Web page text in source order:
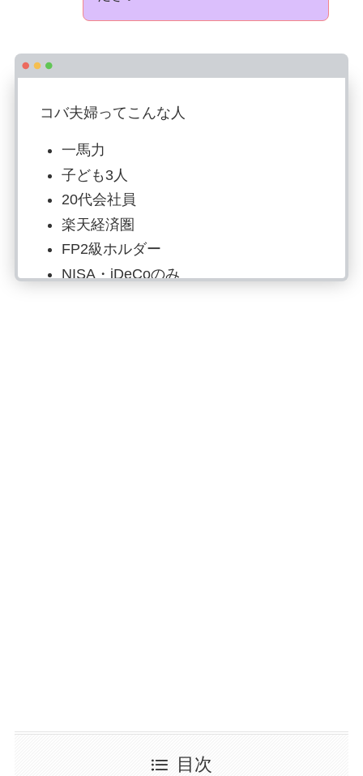
コバ夫婦ってこんな人
一馬力
子ども3人
20代会社員
楽天経済圏
FP2級ホルダー
NISA・iDeCoのみ
目次